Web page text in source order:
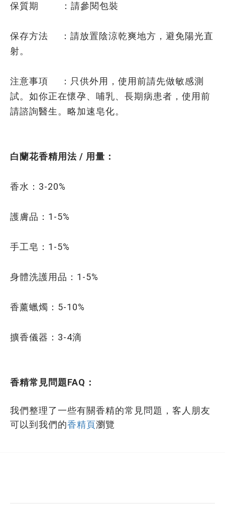
保質期 ：請參閱包裝
保存方法 ：請放置陰涼乾爽地方，避免陽光直
射。
注意事項 ：只供外用，使用前請先做敏感測
試。如你正在懷孕、哺乳、長期病患者，使用前
請諮詢醫生。略加速皂化。
白蘭花香精用法 / 用量：
香水：3-20%
護膚品：1-5%
手工皂：1-5%
身體洗護用品：1-5%
香薰蠟燭：5-10%
擴香儀器：3-4滴
香精常見問題FAQ：
我們整理了一些有關香精的常見問題，客人朋友
可以到我們的香精頁瀏覽